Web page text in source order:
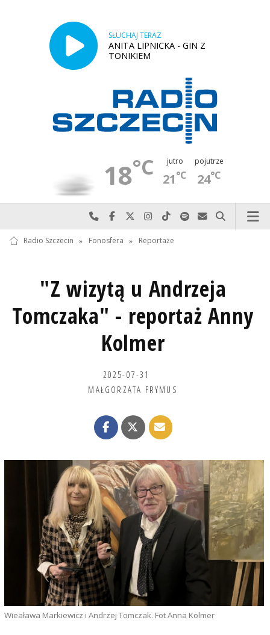
SŁUCHAJ TERAZ
ANITA LIPNICKA - GIN Z
TONIKIEM
18°C jutro
21°C
pojutrze
24°C
Najlepiej po prostu do nas zadzwoń
Odwiedź nas na Facebook-u
Odwiedź nas na X
Odwiedź nas na Instagram-ie
Odwiedź nas na TikTok-u
Szukaj nas na Spotify
Wyślij do nas
Szukaj
Radio Szczecin » Fonosfera » Reportaże
"Z wizytą u Andrzeja
Tomczaka" - reportaż Anny
Kolmer
2025-07-31
MAŁGORZATA FRYMUS
Wieaława Markiewicz i Andrzej Tomczak. Fot Anna Kolmer